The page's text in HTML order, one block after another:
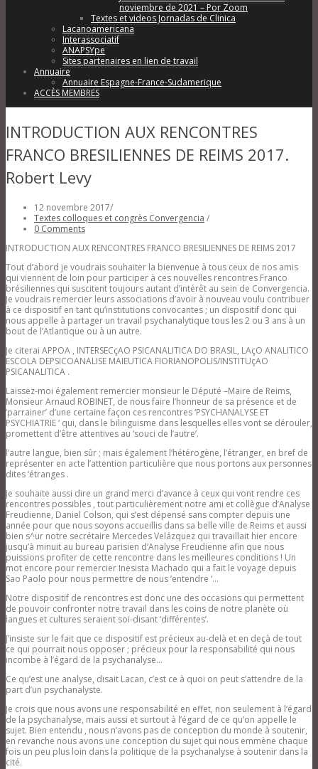
noviembre de 2021 – Por Zoom
Textes et videos Jornadas de Clinica
Lacanoamericana
Interassociatif
ANAPSYpe
Sites partenaires en lien de travail
Annuaire
Annuaire Espagne-France-Sudamerique
ACCÈS MEMBRES
INTRODUCTION AUX RENCONTRES
FRANCO BRESILIENNES DE REIMS 2017.
Robert Levy
12 novembre 2017/
Textes colloques et congrès Convergencia /
0 Comments
INTRODUCTION AUX RENCONTRES FRANCO BRESILIENNES DE REIMS 2017
Tout d’abord je voudrais souhaiter la bienvenue à tous ceux de nos amis
qui viennent de loin pour participer à ces nouvelles rencontres Franco
brésiliennes qui suscitent toujours autant d’intérêt au sein de Convergencia.
Je voudrais remercier leurs associations d’avoir à nouveau voulu contribuer
à ce dispositif en tant qu’institutions convocantes ; un dispositif donc qui
nous appelle à partager un travail psychanalytique tous les 2 ou 3 ans à un
bout de l’Atlantique ou à un autre.
Je citerai APPOA , INTERSECçAO PSICANALITICA DO BRASIL, LAçO ANALITICO
ESCOLA DEPSICOANALISE MAIEUTICA FIORIANOPOLIS/INSTITUçAO
PSICANALITICA .
Laissez-moi également remercier monsieur le Député –Maire de Reims,
Monsieur Arnaud ROBINET, de nous faire l’honneur de sa présence et de
‘parrainer’ d’une certaine façon ces rencontres ‘PSYCHANALYSE ET
PSYCHIATRIE ‘ qui, dans le bilinguisme dans lesquelles elles vont se dérouler,
promettent d’être attentives au ‘souci de l’autre’.
l’autre langue, bien sûr ; mais également l’hétérogène, l’étranger, en bref de
représenter en acte l’attention particulière que nous portons aux personnes
dites ‘étranges .
Je souhaite aussi dire un grand merci d’avance à ceux qui vont rendre ces
rencontres possibles , tout particulièrement notre ami et collègue d’Analyse
Freudienne, Daniel Colson, qui s’est dépensé sans compter depuis une
année pour que nous soyons accueillis dans sa belle ville de Reims et aussi
bien s^ur notre secrétaire Mercedes Velázquez qui travaillait hier encore
jusqu’à minuit au bureau parisien d’Analyse Freudienne afin que nous
puissions profiter de cette rencontre dans les meilleures conditions ! Un
mot encore pour remercier Inesista Machado qui a fait le voyage depuis
Sao Paolo pour nous permettre de nous ‘entendre ‘…
Notre dispositif de rencontres est donc une des occasions qui permettent
de pouvoir confronter notre travail dans les coins de notre planète où
langues et cultures seraient soi-disant ‘différentes’.
J’insiste sur le fait que ce dispositif est précieux au-delà et en deçà de tout
ce qui pourrait nous opposer ; précieux pour la responsabilité qui nous
incombe à l’égard de la psychanalyse…
Ce qu’est une analyse, disait Lacan, c’est ce à quoi on peut s’attendre de la
part d’un psychanalyste.
Je crois que nous avons une responsabilité en effet, non seulement à l‘égard
de la psychanalyse, mais aussi et surtout à l’égard de ce qu’on appelle le
sujet. Bien entendu , nous n’avons pas de conception du monde à soutenir,
en revanche nous avons une conception du sujet qui nous emmène chaque
fois un peu plus loin dans la politique de la psychanalyse à soutenir dans la
cité.